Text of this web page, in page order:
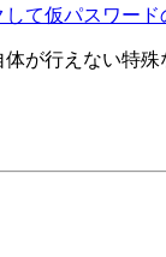
して仮パスワー
が行えない特殊